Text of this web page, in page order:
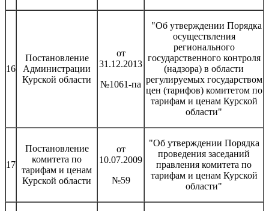
16
Постановление
Администрации
Курской области
от
31.12.2013
№1061-па
"Об утверждении Порядка
осуществления
регионального
государственного контроля
(надзора) в области
регулируемых государством
цен (тарифов) комитетом по
тарифам и ценам Курской
области"
17
Постановление
комитета по
тарифам и ценам
Курской области
от
10.07.2009
№59
"Об утверждении Порядка
проведения заседаний
правления комитета по
тарифам и ценам Курской
области"